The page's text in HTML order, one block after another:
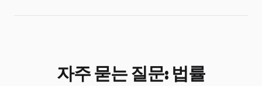
자주 묻는 질문: 법률